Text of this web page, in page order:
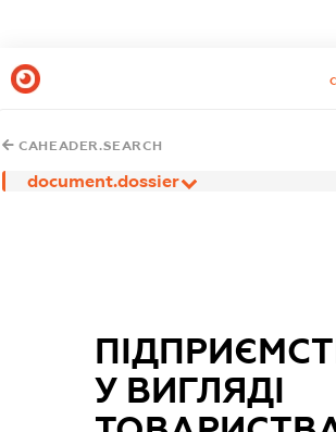
CAHEADER.SEARCH
document.dossier
У ВИГЛЯДІ